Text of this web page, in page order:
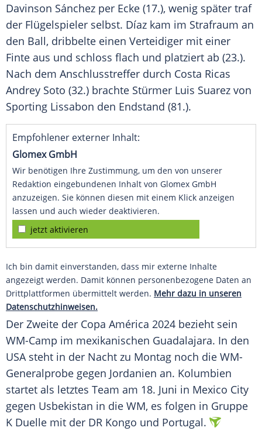
Davinson Sánchez per Ecke (17.), wenig später traf
der Flügelspieler selbst. Díaz kam im Strafraum an
den Ball, dribbelte einen Verteidiger mit einer
Finte aus und schloss flach und platziert ab (23.).
Nach dem Anschlusstreffer durch Costa Ricas
Andrey Soto (32.) brachte Stürmer Luis Suarez von
Sporting Lissabon den Endstand (81.).
Empfohlener externer Inhalt:
Glomex GmbH
Wir benötigen Ihre Zustimmung, um den von unserer
Redaktion eingebundenen Inhalt von Glomex GmbH
anzuzeigen. Sie können diesen mit einem Klick anzeigen
lassen und auch wieder deaktivieren.
jetzt aktivieren
Ich bin damit einverstanden, dass mir externe Inhalte
angezeigt werden. Damit können personenbezogene Daten an
Drittplattformen übermittelt werden. Mehr dazu in unseren
Datenschutzhinweisen.
Der Zweite der Copa América 2024 bezieht sein
WM-Camp im mexikanischen Guadalajara. In den
USA steht in der Nacht zu Montag noch die WM-
Generalprobe gegen Jordanien an. Kolumbien
startet als letztes Team am 18. Juni in Mexico City
gegen Usbekistan in die WM, es folgen in Gruppe
K Duelle mit der DR Kongo und Portugal.